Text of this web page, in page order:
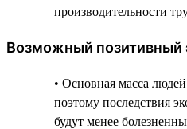
производительности
Возможный позитивный
• Основная масса
поэтому последствия
будут менее